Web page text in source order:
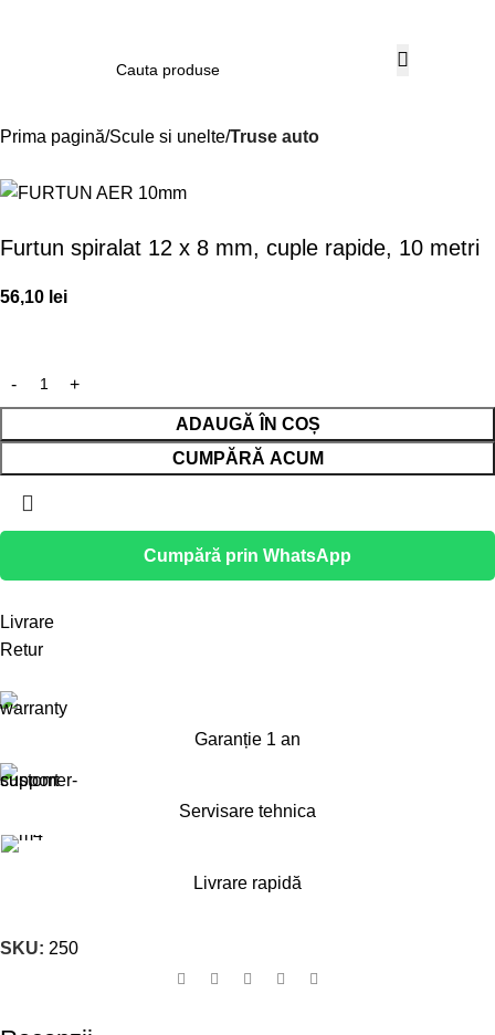
Prima pagină Scule si unelte Truse auto
Furtun spiralat 12 x 8 mm, cuple rapide, 10 metri
56,10 lei
ADAUGĂ ÎN COȘ
CUMPĂRĂ ACUM
Cumpără prin WhatsApp
Livrare
Retur
Garanție 1 an
Servisare tehnica
Livrare rapidă
SKU: 250